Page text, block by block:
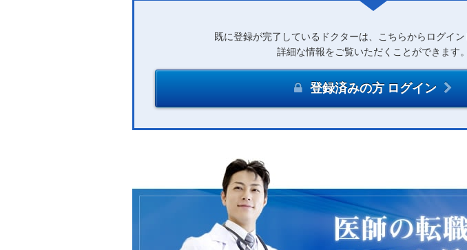
既に登録が完了しているドクターは、こちらからログイン
詳細な情報をご覧いただくことができます。
登録済みの方 ログイン